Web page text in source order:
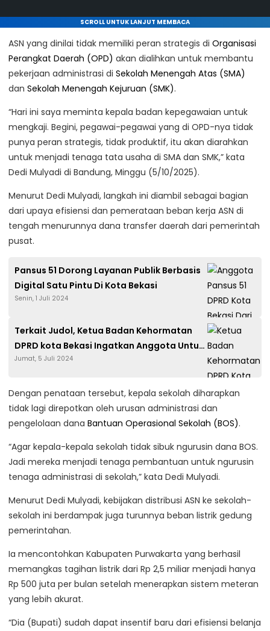
SCROLL UNTUK LANJUT MEMBACA
ASN yang dinilai tidak memiliki peran strategis di Organisasi
Perangkat Daerah (OPD) akan dialihkan untuk membantu
pekerjaan administrasi di Sekolah Menengah Atas (SMA)
dan Sekolah Menengah Kejuruan (SMK).
“Hari ini saya meminta kepala badan kepegawaian untuk
mengkaji. Begini, pegawai-pegawai yang di OPD-nya tidak
punya peran strategis, tidak produktif, itu akan diarahkan
untuk menjadi tenaga tata usaha di SMA dan SMK,” kata
Dedi Mulyadi di Bandung, Minggu (5/10/2025).
Menurut Dedi Mulyadi, langkah ini diambil sebagai bagian
dari upaya efisiensi dan pemerataan beban kerja ASN di
tengah menurunnya dana transfer daerah dari pemerintah
pusat.
Pansus 51 Dorong Layanan Publik Berbasis
Digital Satu Pintu Di Kota Bekasi
Senin, 1 Juli 2024
Terkait Judol, Ketua Badan Kehormatan
DPRD kota Bekasi Ingatkan Anggota Untuk
Menjaga Marwah Dan Kehormatan
Jumat, 5 Juli 2024
Dengan penataan tersebut, kepala sekolah diharapkan
tidak lagi direpotkan oleh urusan administrasi dan
pengelolaan dana Bantuan Operasional Sekolah (BOS).
“Agar kepala-kepala sekolah tidak sibuk ngurusin dana BOS.
Jadi mereka menjadi tenaga pembantuan untuk ngurusin
tenaga administrasi di sekolah,” kata Dedi Mulyadi.
Menurut Dedi Mulyadi, kebijakan distribusi ASN ke sekolah-
sekolah ini berdampak juga turunnya beban listrik gedung
pemerintahan.
Ia mencontohkan Kabupaten Purwakarta yang berhasil
memangkas tagihan listrik dari Rp 2,5 miliar menjadi hanya
Rp 500 juta per bulan setelah menerapkan sistem meteran
yang lebih akurat.
“Dia (Bupati) sudah dapat insentif baru dari efisiensi belanja